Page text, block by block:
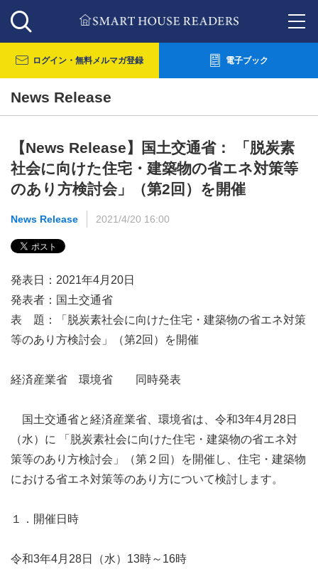
ログイン・ 無料メルマガ登録 電子ブック
News Release
【News Release】国土交通省： 「脱炭素
社会に向けた住宅・建築物の省エネ対策等
のあり方検討会」（第2回）を開催
News Release 2021/4/20 16:00
発表日：2021年4月20日
発表者：国土交通省
表 題：「脱炭素社会に向けた住宅・建築物の省エネ対策
等のあり方検討会」（第2回）を開催
経済産業省 環境省 同時発表
国土交通省と経済産業省、環境省は、令和3年4月28日
（水）に 「脱炭素社会に向けた住宅・建築物の省エネ対
策等のあり方検討会」（第２回）を開催し、住宅・建築物
における省エネ対策等のあり方について検討します。
１．開催日時
令和3年4月28日（水）13時～16時